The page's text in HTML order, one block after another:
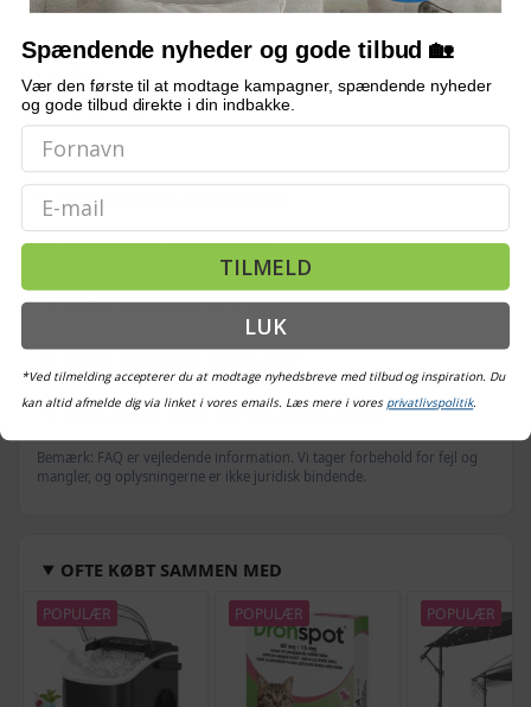
MED STIGE, HUS, HÆNGEKØJE, KRADSESTOLPER OG PLATFORME
Stof
Polyester 100 %
OFTE STILLEDE SPØRGSMÅL
Hvor højt er kradsetræet?
Hvilke materialer er brugt?
Hvor meget plads kræver det på gulvet?
Bemærk: FAQ er vejledende information. Vi tager forbehold for fejl og
mangler, og oplysningerne er ikke juridisk bindende.
OFTE KØBT SAMMEN MED
POPULÆR POPULÆR POPULÆR
Spændende nyheder og gode tilbud 🏡
Vær den første til at modtage kampagner, spændende nyheder
og gode tilbud direkte i din indbakke.
Email
TILMELD
LUK
*Ved tilmelding accepterer du at modtage nyhedsbreve med tilbud og inspiration. Du
kan altid afmelde dig via linket i vores emails. Læs mere i vores privatlivspolitik.